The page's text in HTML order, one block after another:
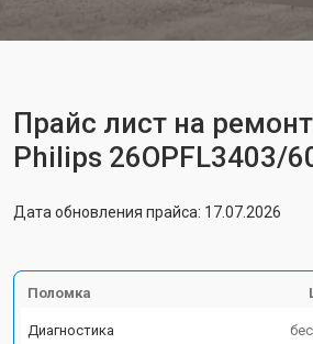
Прайс лист на
Philips 26OPFL3403/
Дата обновления прайса: 17.07.2026
Поломка
Диагностика